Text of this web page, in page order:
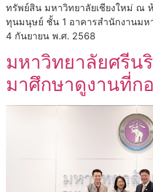
ทรัพย์สิน มหาวิทยาลัยเชียงใหม่ ณ
ทุนมนุษย์ ชั้น 1 อาคารสำนักงานมห
4 กันยายน พ.ศ. 2568
มหาวิทยาลัยศรีน
มาศึกษาดูงานที่ก